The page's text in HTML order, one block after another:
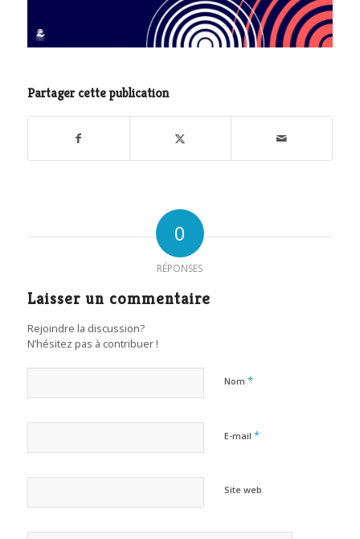
Partager cette publication
0
RÉPONSES
Laisser un commentaire
Rejoindre la discussion?
N’hésitez pas à contribuer !
Nom *
E-mail *
Site web